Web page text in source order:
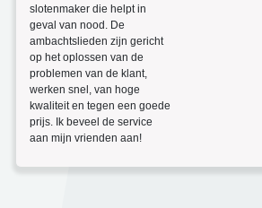
slotenmaker die helpt in
geval van nood. De
ambachtslieden zijn gericht
op het oplossen van de
problemen van de klant,
werken snel, van hoge
kwaliteit en tegen een goede
prijs. Ik beveel de service
aan mijn vrienden aan!